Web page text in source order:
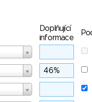
Doplňující
informace